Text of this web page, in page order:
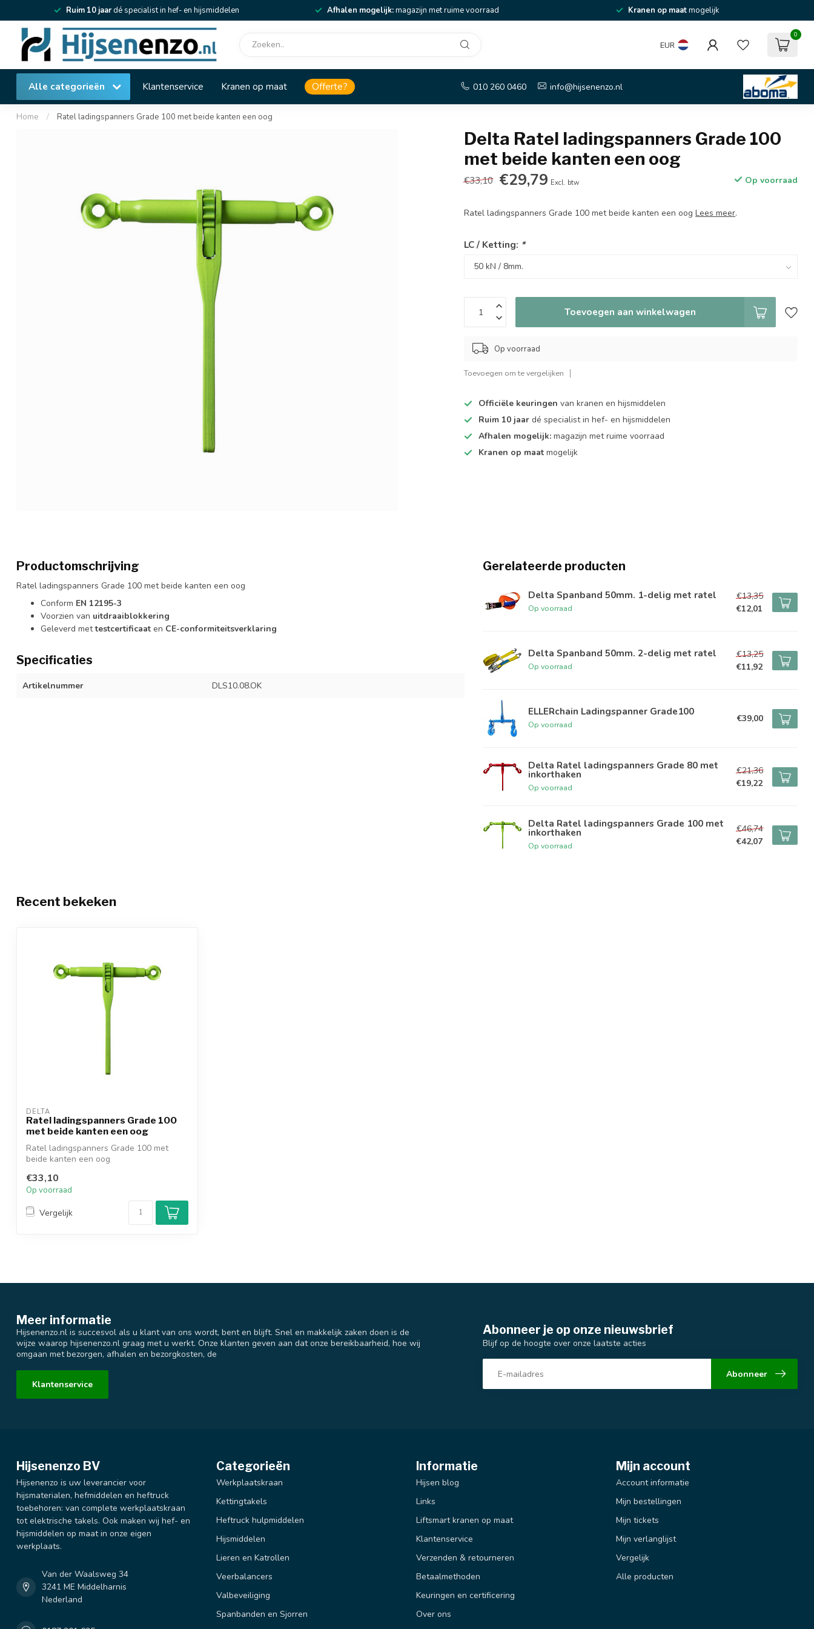
Ruim 10 jaardé specialist in hef- en hijsmiddelen Afhalen mogelijk:magazijn met ruime voorraad Kranen op maatmogelijk
EUR
0
Alle categorieën Klantenservice Kranen op maat Offerte? 010 260 0460 info@hijsenenzo.nl
Home / Ratel ladingspanners Grade 100 met beide kanten een oog
Delta Ratel ladingspanners Grade 100
met beide kanten een oog
€33,10 €29,79 Excl. btw Op voorraad
Ratel ladingspanners Grade 100 met beide kanten een oogLees meer.
LC / Ketting: *
Toevoegen aan winkelwagen
Op voorraad
Toevoegen om te vergelijken
Officiële keuringen van kranen en hijsmiddelen
Ruim 10 jaar dé specialist in hef- en hijsmiddelen
Afhalen mogelijk: magazijn met ruime voorraad
Kranen op maatmogelijk
Productomschrijving
Ratel ladingspanners Grade 100 met beide kanten een oog
Conform EN 12195-3
Voorzien van uitdraaiblokkering
Geleverd mettestcertificaat en CE-conformiteitsverklaring
Specificaties
Artikelnummer DLS10.08.OK
Gerelateerde producten
Delta Spanband 50mm. 1-delig met ratel
Op voorraad
€13,35
€12,01
Delta Spanband 50mm. 2-delig met ratel
Op voorraad
€13,25
€11,92
ELLERchain Ladingspanner Grade100
Op voorraad
€39,00
Delta Ratel ladingspanners Grade 80 met
inkorthaken
Op voorraad
€21,36
€19,22
Delta Ratel ladingspanners Grade 100 met
inkorthaken
Op voorraad
€46,74
€42,07
Recent bekeken
DELTA
Ratel ladingspanners Grade 100
met beide kanten een oog
Ratel ladingspanners Grade 100 met
beide kanten een oog
€33,10
Op voorraad
Vergelijk
Meer informatie
Hijsenenzo.nl is succesvol als u klant van ons wordt, bent en blijft. Snel en makkelijk zaken doen is de
wijze waarop hijsenenzo.nl graag met u werkt. Onze klanten geven aan dat onze bereikbaarheid, hoe wij
omgaan met bezorgen, afhalen en bezorgkosten, de
Klantenservice
Abonneer je op onze nieuwsbrief
Blijf op de hoogte over onze laatste acties
Abonneer
Hijsenenzo BV
Hijsenenzo is uw leverancier voor
hijsmaterialen, hefmiddelen en heftruck
toebehoren: van complete werkplaatskraan
tot elektrische takels. Ook maken wij hef- en
hijsmiddelen op maat in onze eigen
werkplaats.
Van der Waalsweg 34
3241 ME Middelharnis
Nederland
Categorieën
Werkplaatskraan
Kettingtakels
Heftruck hulpmiddelen
Hijsmiddelen
Lieren en Katrollen
Veerbalancers
Valbeveiliging
Spanbanden en Sjorren
Informatie
Hijsen blog
Links
Liftsmart kranen op maat
Klantenservice
Verzenden & retourneren
Betaalmethoden
Keuringen en certificering
Over ons
Mijn account
Account informatie
Mijn bestellingen
Mijn tickets
Mijn verlanglijst
Vergelijk
Alle producten